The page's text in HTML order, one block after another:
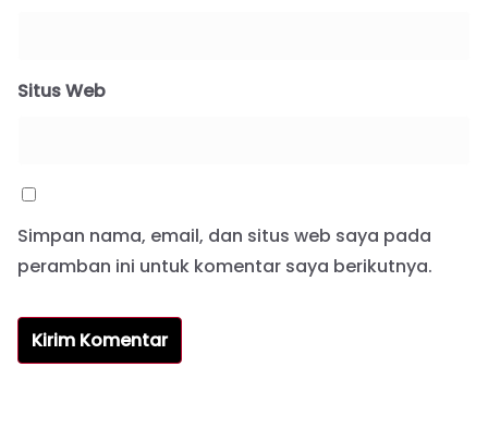
Situs Web
Simpan nama, email, dan situs web saya pada
peramban ini untuk komentar saya berikutnya.